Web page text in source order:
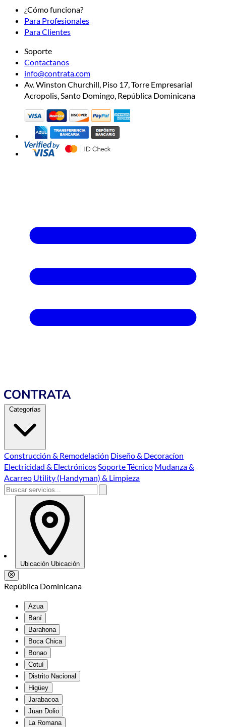
¿Cómo funciona?
Para Profesionales
Para Clientes
Soporte
Contactanos
info@contrata.com
Av. Winston Churchill, Piso 17, Torre Empresarial
Acropolis, Santo Domingo, República Dominicana
Categorías
Construcción & Remodelación Diseño & Decoracíon
Electricidad & ElectrónicosSoporte Técnico Mudanza &
Acarreo Utility (Handyman) & Limpieza
Ubicación Ubicación
República Dominicana
Azua
Baní
Barahona
Boca Chica
Bonao
Cotuí
Distrito Nacional
Higüey
Jarabacoa
Juan Dolio
La Romana